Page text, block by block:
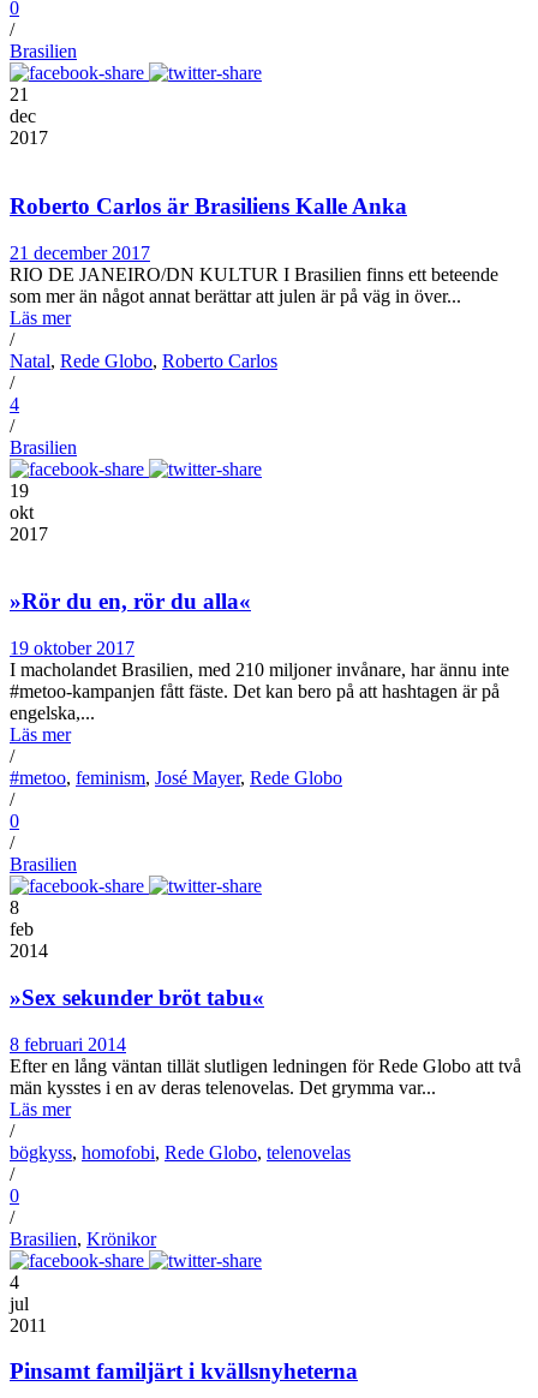
0
/
Brasilien
21
dec
2017
Roberto Carlos är Brasiliens Kalle Anka
21 december 2017
RIO DE JANEIRO/DN KULTUR I Brasilien finns ett beteende
som mer än något annat berättar att julen är på väg in över...
Läs mer
/
Natal, Rede Globo, Roberto Carlos
/
4
/
Brasilien
19
okt
2017
»Rör du en, rör du alla«
19 oktober 2017
I macholandet Brasilien, med 210 miljoner invånare, har ännu inte
#metoo-kampanjen fått fäste. Det kan bero på att hashtagen är på
engelska,...
Läs mer
/
#metoo, feminism, José Mayer, Rede Globo
/
0
/
Brasilien
8
feb
2014
»Sex sekunder bröt tabu«
8 februari 2014
Efter en lång väntan tillät slutligen ledningen för Rede Globo att två
män kysstes i en av deras telenovelas. Det grymma var...
Läs mer
/
bögkyss, homofobi, Rede Globo, telenovelas
/
0
/
Brasilien, Krönikor
4
jul
2011
Pinsamt familjärt i kvällsnyheterna